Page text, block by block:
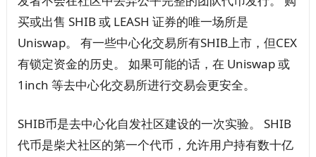
买或出售 SHIB 或 LEASH 证券的唯一场所是
Uniswap。 有一些中心化交易所有SHIB上市，但CEX
有锁定资金的历史。 如果可能的话，在 Uniswap 或
1inch 等去中心化交易所进行交易会更安全。
SHIB币是去中心化自发社区建设的一次实验。 SHIB
代币是柴犬社区的第一个代币，允许用户持有数十亿